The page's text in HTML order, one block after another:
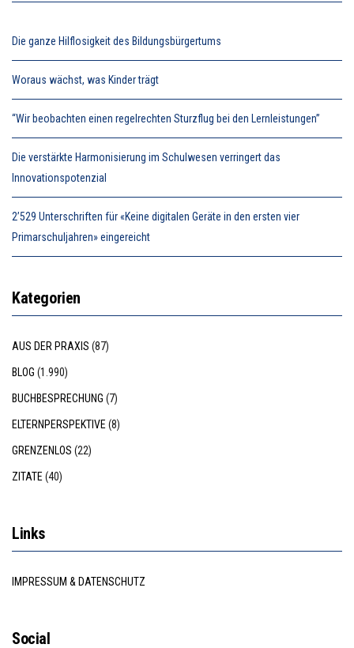
Die ganze Hilflosigkeit des Bildungsbürgertums
Woraus wächst, was Kinder trägt
“Wir beobachten einen regelrechten Sturzflug bei den Lernleistungen”
Die verstärkte Harmonisierung im Schulwesen verringert das
Innovationspotenzial
2’529 Unterschriften für «Keine digitalen Geräte in den ersten vier
Primarschuljahren» eingereicht
Kategorien
AUS DER PRAXIS (87)
BLOG (1.990)
BUCHBESPRECHUNG (7)
ELTERNPERSPEKTIVE (8)
GRENZENLOS (22)
ZITATE (40)
Links
IMPRESSUM & DATENSCHUTZ
Social